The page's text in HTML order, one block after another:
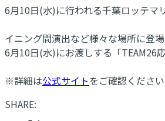
6月10日(水)に行われる千葉ロッテマ
イニング間演出など様々な場所に登
6月10日(水)にお渡しする「TEAM26
※詳細は公式サイトをご確認ください
SHARE: